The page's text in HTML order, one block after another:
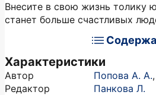
Внесите в свою жизнь толику
станет больше счастливых
Характеристики
Автор Попова А. А.,
Редактор
Панкова Л.